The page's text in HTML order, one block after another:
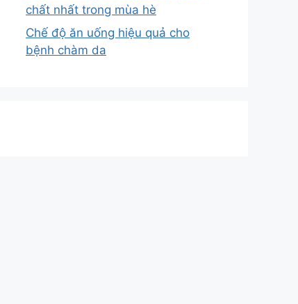
chất nhất trong mùa hè
Chế độ ăn uống hiệu quả cho
bệnh chàm da